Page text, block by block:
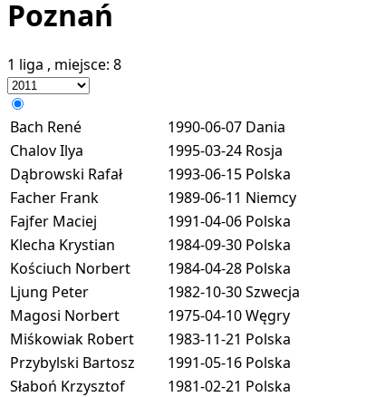
Poznań
1 liga , miejsce: 8
Bach René 1990-06-07 Dania
Chalov Ilya
1995-03-24 Rosja
Dąbrowski Rafał
1993-06-15 Polska
Facher Frank
1989-06-11 Niemcy
Fajfer Maciej
1991-04-06 Polska
Klecha Krystian
1984-09-30 Polska
Kościuch Norbert
1984-04-28 Polska
Ljung Peter
1982-10-30Szwecja
Magosi Norbert
1975-04-10Węgry
Miśkowiak Robert
1983-11-21 Polska
Przybylski Bartosz
1991-05-16 Polska
Słaboń Krzysztof
1981-02-21 Polska